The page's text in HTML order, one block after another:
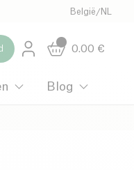
België /NL
0.00 €
Blog